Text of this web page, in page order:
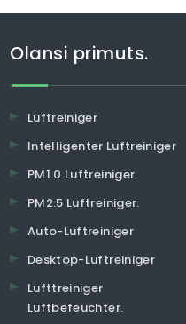
Olansi primuts.
Luftreiniger
Intelligenter Luftreiniger
PM1.0 Luftreiniger.
PM2.5 Luftreiniger.
Auto-Luftreiniger
Desktop-Luftreiniger
Lufttreiniger
Luftbefeuchter.